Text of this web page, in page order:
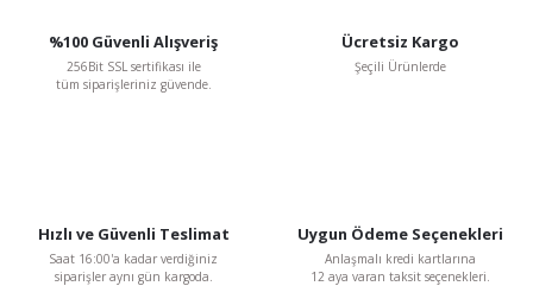
%100 Güvenli Alışveriş
256Bit SSL sertifikası ile
tüm siparişleriniz güvende.
Ücretsiz Kargo
Şeçili Ürünlerde
Hızlı ve Güvenli Teslimat
Saat 16:00'a kadar verdiğiniz
siparişler aynı gün kargoda.
Uygun Ödeme Seçenekleri
Anlaşmalı kredi kartlarına
12 aya varan taksit seçenekleri.